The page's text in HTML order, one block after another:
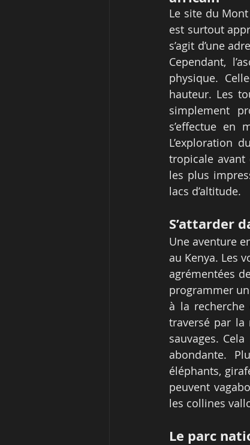
Le site du
est surtout
s’agit d’une
Cependant,
physique.
hauteur. Les
simplement
s’effectue en
L’exploration
tropicale avant
les plus
lacs d’altitude.
S’attarder
Une aventure
au Kenya. Les
agrémentées
programmer
à la
traversé par la
sauvages.
abondante.
éléphants,
peuvent
les collines
Le parc